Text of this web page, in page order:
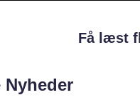
Få læst
Nyheder